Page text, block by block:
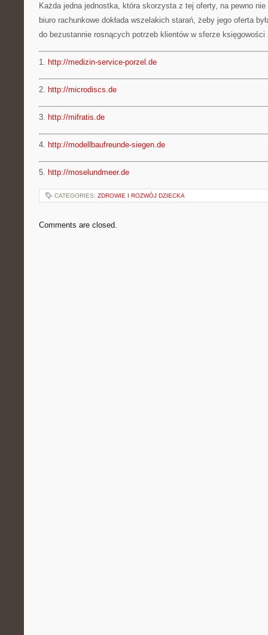
Każda jedna jednostka, która skorzysta z tej oferty, na pewno
biuro rachunkowe dokłada wszelakich starań, żeby jego oferta
do bezustannie rosnących potrzeb klientów w sferze księgowości
1. http://medizin-service-porzel.de
2. http://microdiscs.de
3. http://mifratis.de
4. http://modellbaufreunde-siegen.de
5. http://moselundmeer.de
CATEGORIES: ZDROWIE I ROZWÓJ DZIECKA
Comments are closed.